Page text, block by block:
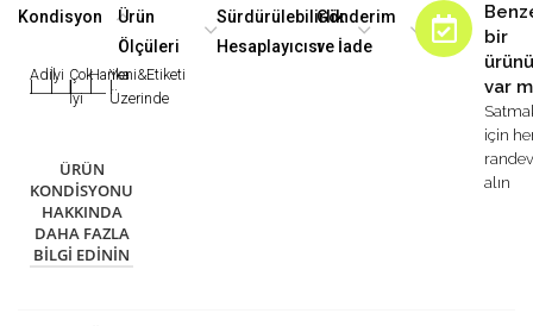
Kondisyon
Adilİyi
|
Çok
İyi
Harika
|
Yeni&Etiketi
Üzerinde
ÜRÜN
KONDISYONU
HAKKINDA
DAHA FAZLA
BILGI EDININ
Ürün
Ölçüleri
Sürdürülebilirlik
Hesaplayıcısı
Gönderim
ve İade
bir
var
için
alın